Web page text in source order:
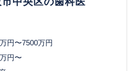
円〜7500万円
円〜